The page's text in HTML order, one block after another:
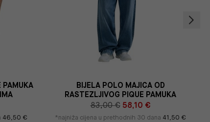
PAMUKA
46,50 €
BIJELA POLO MAJICA OD
RASTEZLJIVOG PIQUE PAMUKA
83,00 € 58,10 €
*najniža cijena u prethodnih 30 dana 41,50 €